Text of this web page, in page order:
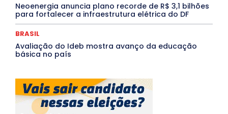
Neoenergia anuncia plano recorde de R$ 3,1 bilhões
para fortalecer a infraestrutura elétrica do DF
BRASIL
Avaliação do Ideb mostra avanço da educação
básica no país